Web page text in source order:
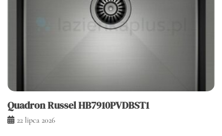
Quadron Russel HB7910PVDBST1
22 lipca 2026